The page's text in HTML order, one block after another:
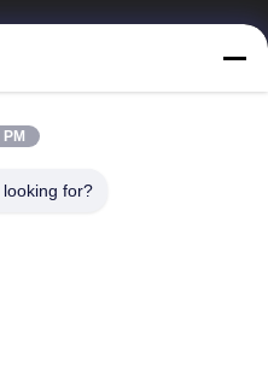
fabricante e um exportador
de limpeza, nós
Produtosfor?